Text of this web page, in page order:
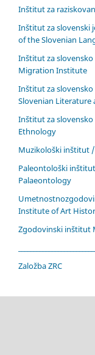
Inštitut za
Inštitut za slovenski
of the Slovenian
Inštitut za
Migration Institute
Inštitut za
Slovenian Literature
Inštitut za
Ethnology
Muzikološki inštitut
Paleontološki
Palaeontology
Institute of Art
Zgodovinski inštitut
Založba ZRC